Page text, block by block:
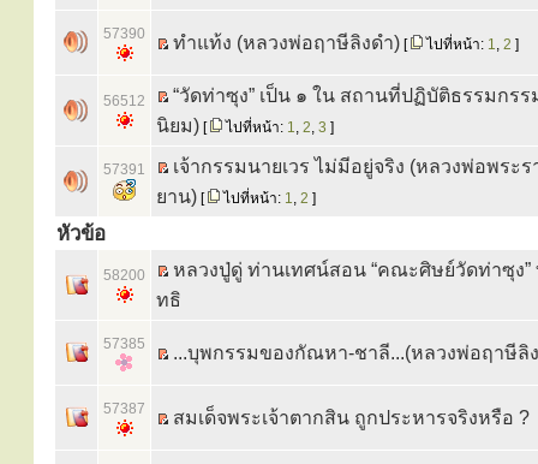
57390 ทำแท้ง (หลวงพ่อฤาษีลิงดำ) [ ไปที่หน้า: 1, 2 ]
56512
“วัดท่าซุง” เป็น ๑ ใน สถานที่ปฏิบัติธรรมกร
นิยม) [ ไปที่หน้า: 1, 2, 3 ]
57391
เจ้ากรรมนายเวร ไม่มีอยู่จริง (หลวงพ่อพระ
ยาน) [ ไปที่หน้า: 1, 2 ]
หัวข้อ
58200
หลวงปู่ดู่ ท่านเทศน์สอน “คณะศิษย์วัดท่าซุง
ทธิ
57385 ...บุพกรรมของกัณหา-ชาลี...(หลวงพ่อฤาษีลิ
57387 สมเด็จพระเจ้าตากสิน ถูกประหารจริงหรือ ?